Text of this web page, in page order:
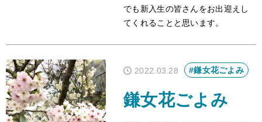
でも新入生の皆さんをお出迎えし
てくれることと思います。
2022.03.28 #鎌女花ごよみ
鎌女花ごよみ